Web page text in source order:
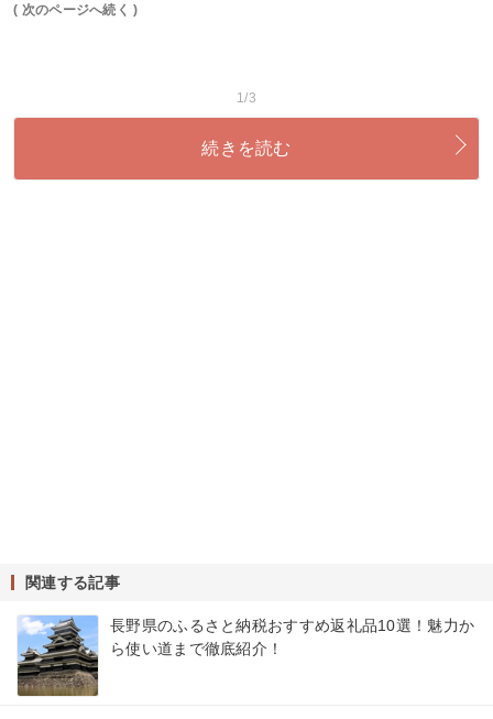
( 次のページへ続く )
1/3
続きを読む
関連する記事
長野県のふるさと納税おすすめ返礼品10選！魅力か
ら使い道まで徹底紹介！